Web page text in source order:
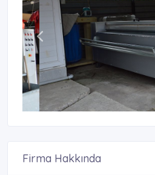
Firma Hakkında